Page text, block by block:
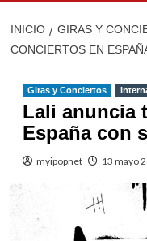
INICIO GIRAS Y
CONCIERTOS EN
Giras y Conciertos
Lali anuncia
España con
myipopnet 13 mayo